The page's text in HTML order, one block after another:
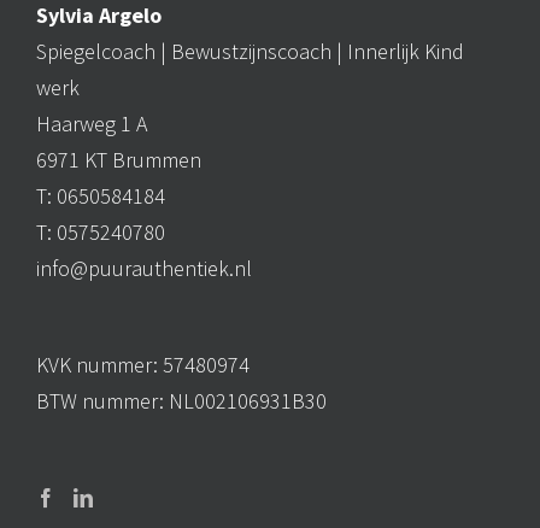
Sylvia Argelo
Spiegelcoach | Bewustzijnscoach | Innerlijk Kind
werk
Haarweg 1 A
6971 KT Brummen
T: 0650584184
T: 0575240780
info@puurauthentiek.nl
KVK nummer: 57480974
BTW nummer: NL002106931B30